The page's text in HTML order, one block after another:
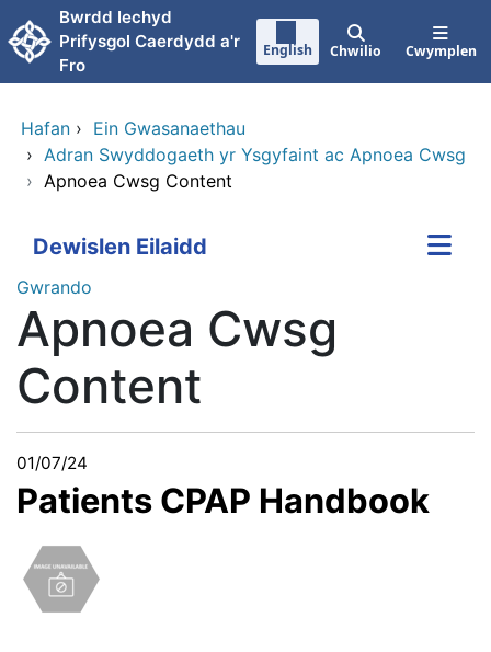
Neidio i'r prif gynnwy
Bwrdd Iechyd
Prifysgol Caerdydd a'r
Fro
English Chwilio Cwymplen
Hafan › Ein Gwasanaethau
› Adran Swyddogaeth yr Ysgyfaint ac Apnoea Cwsg
› Apnoea Cwsg Content
Dewislen Eilaidd
Gwrando
Apnoea Cwsg
Content
01/07/24
Patients CPAP Handbook